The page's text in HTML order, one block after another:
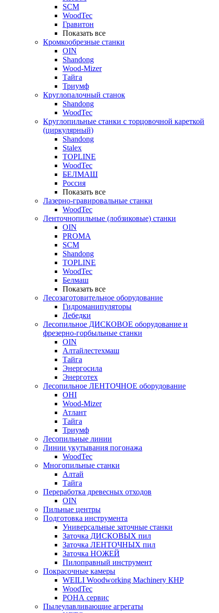
SCM
WoodTec
Гравитон
Показать все
Кромкообрезные станки
OIN
Shandong
Wood-Mizer
Тайга
Триумф
Круглопалочный станок
Shandong
WoodTec
Круглопильные станки с торцовочной кареткой
(циркулярный)
Shandong
Stalex
TOPLINE
WoodTec
БЕЛМАШ
Россия
Показать все
Лазерно-гравировальные станки
WoodTec
Ленточнопильные (лобзиковые) станки
OIN
PROMA
SCM
Shandong
TOPLINE
WoodTec
Белмаш
Показать все
Лесозаготовительное оборудование
Гидроманипуляторы
Лебедки
Лесопильное ДИСКОВОЕ оборудование и
фрезерно-горбыльные станки
OIN
Алтайлестехмаш
Тайга
Энергосила
Энерготех
Лесопильное ЛЕНТОЧНОЕ оборудование
OHI
Wood-Mizer
Атлант
Тайга
Триумф
Лесопильные линии
Линии укутывания погонажа
WoodTec
Многопильные станки
Алтай
Тайга
Переработка древесных отходов
OIN
Пильные центры
Подготовка инструмента
Универсальные заточные станки
Заточка ДИСКОВЫХ пил
Заточка ЛЕНТОЧНЫХ пил
Заточка НОЖЕЙ
Пилоправный инструмент
Покрасочные камеры
WEILI Woodworking Machinery КНР
WoodTec
РОНА сервис
Пылеулавливающие агрегаты